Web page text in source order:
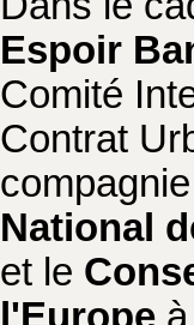
Espoir
Comité
Contrat
National
et le
l'Europe